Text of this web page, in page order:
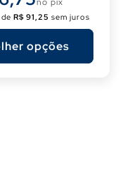
de R$ 91,25 sem juros
opções